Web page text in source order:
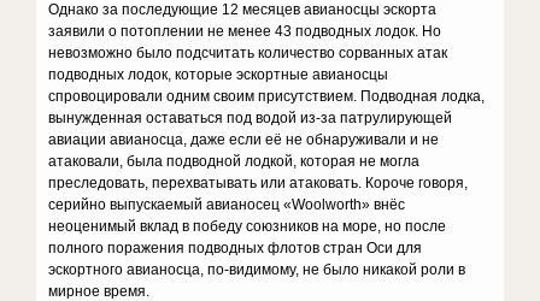
Однако за последующие 12 месяцев авианосцы эскорта
заявили о потоплении не менее 43 подводных лодок. Но
невозможно было подсчитать количество сорванных атак
подводных лодок, которые эскортные авианосцы
спровоцировали одним своим присутствием. Подводная лодка,
вынужденная оставаться под водой из-за патрулирующей
авиации авианосца, даже если её не обнаруживали и не
атаковали, была подводной лодкой, которая не могла
преследовать, перехватывать или атаковать. Короче говоря,
серийно выпускаемый авианосец «Woolworth» внёс
неоценимый вклад в победу союзников на море, но после
полного поражения подводных флотов стран Оси для
эскортного авианосца, по-видимому, не было никакой роли в
мирное время.